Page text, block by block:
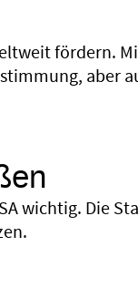
fördern.
aber
wichtig. Die